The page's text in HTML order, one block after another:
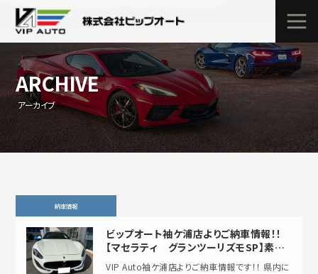
ARCHIVE
アーカイブ
納車情報
ビップオート袖ケ浦店よりご納車情報！！
【マセラティ グランツーリズモSP】素晴
らしいサウンドです”
VIP Auto袖ケ浦店よりご納車情報です！！ 県内に